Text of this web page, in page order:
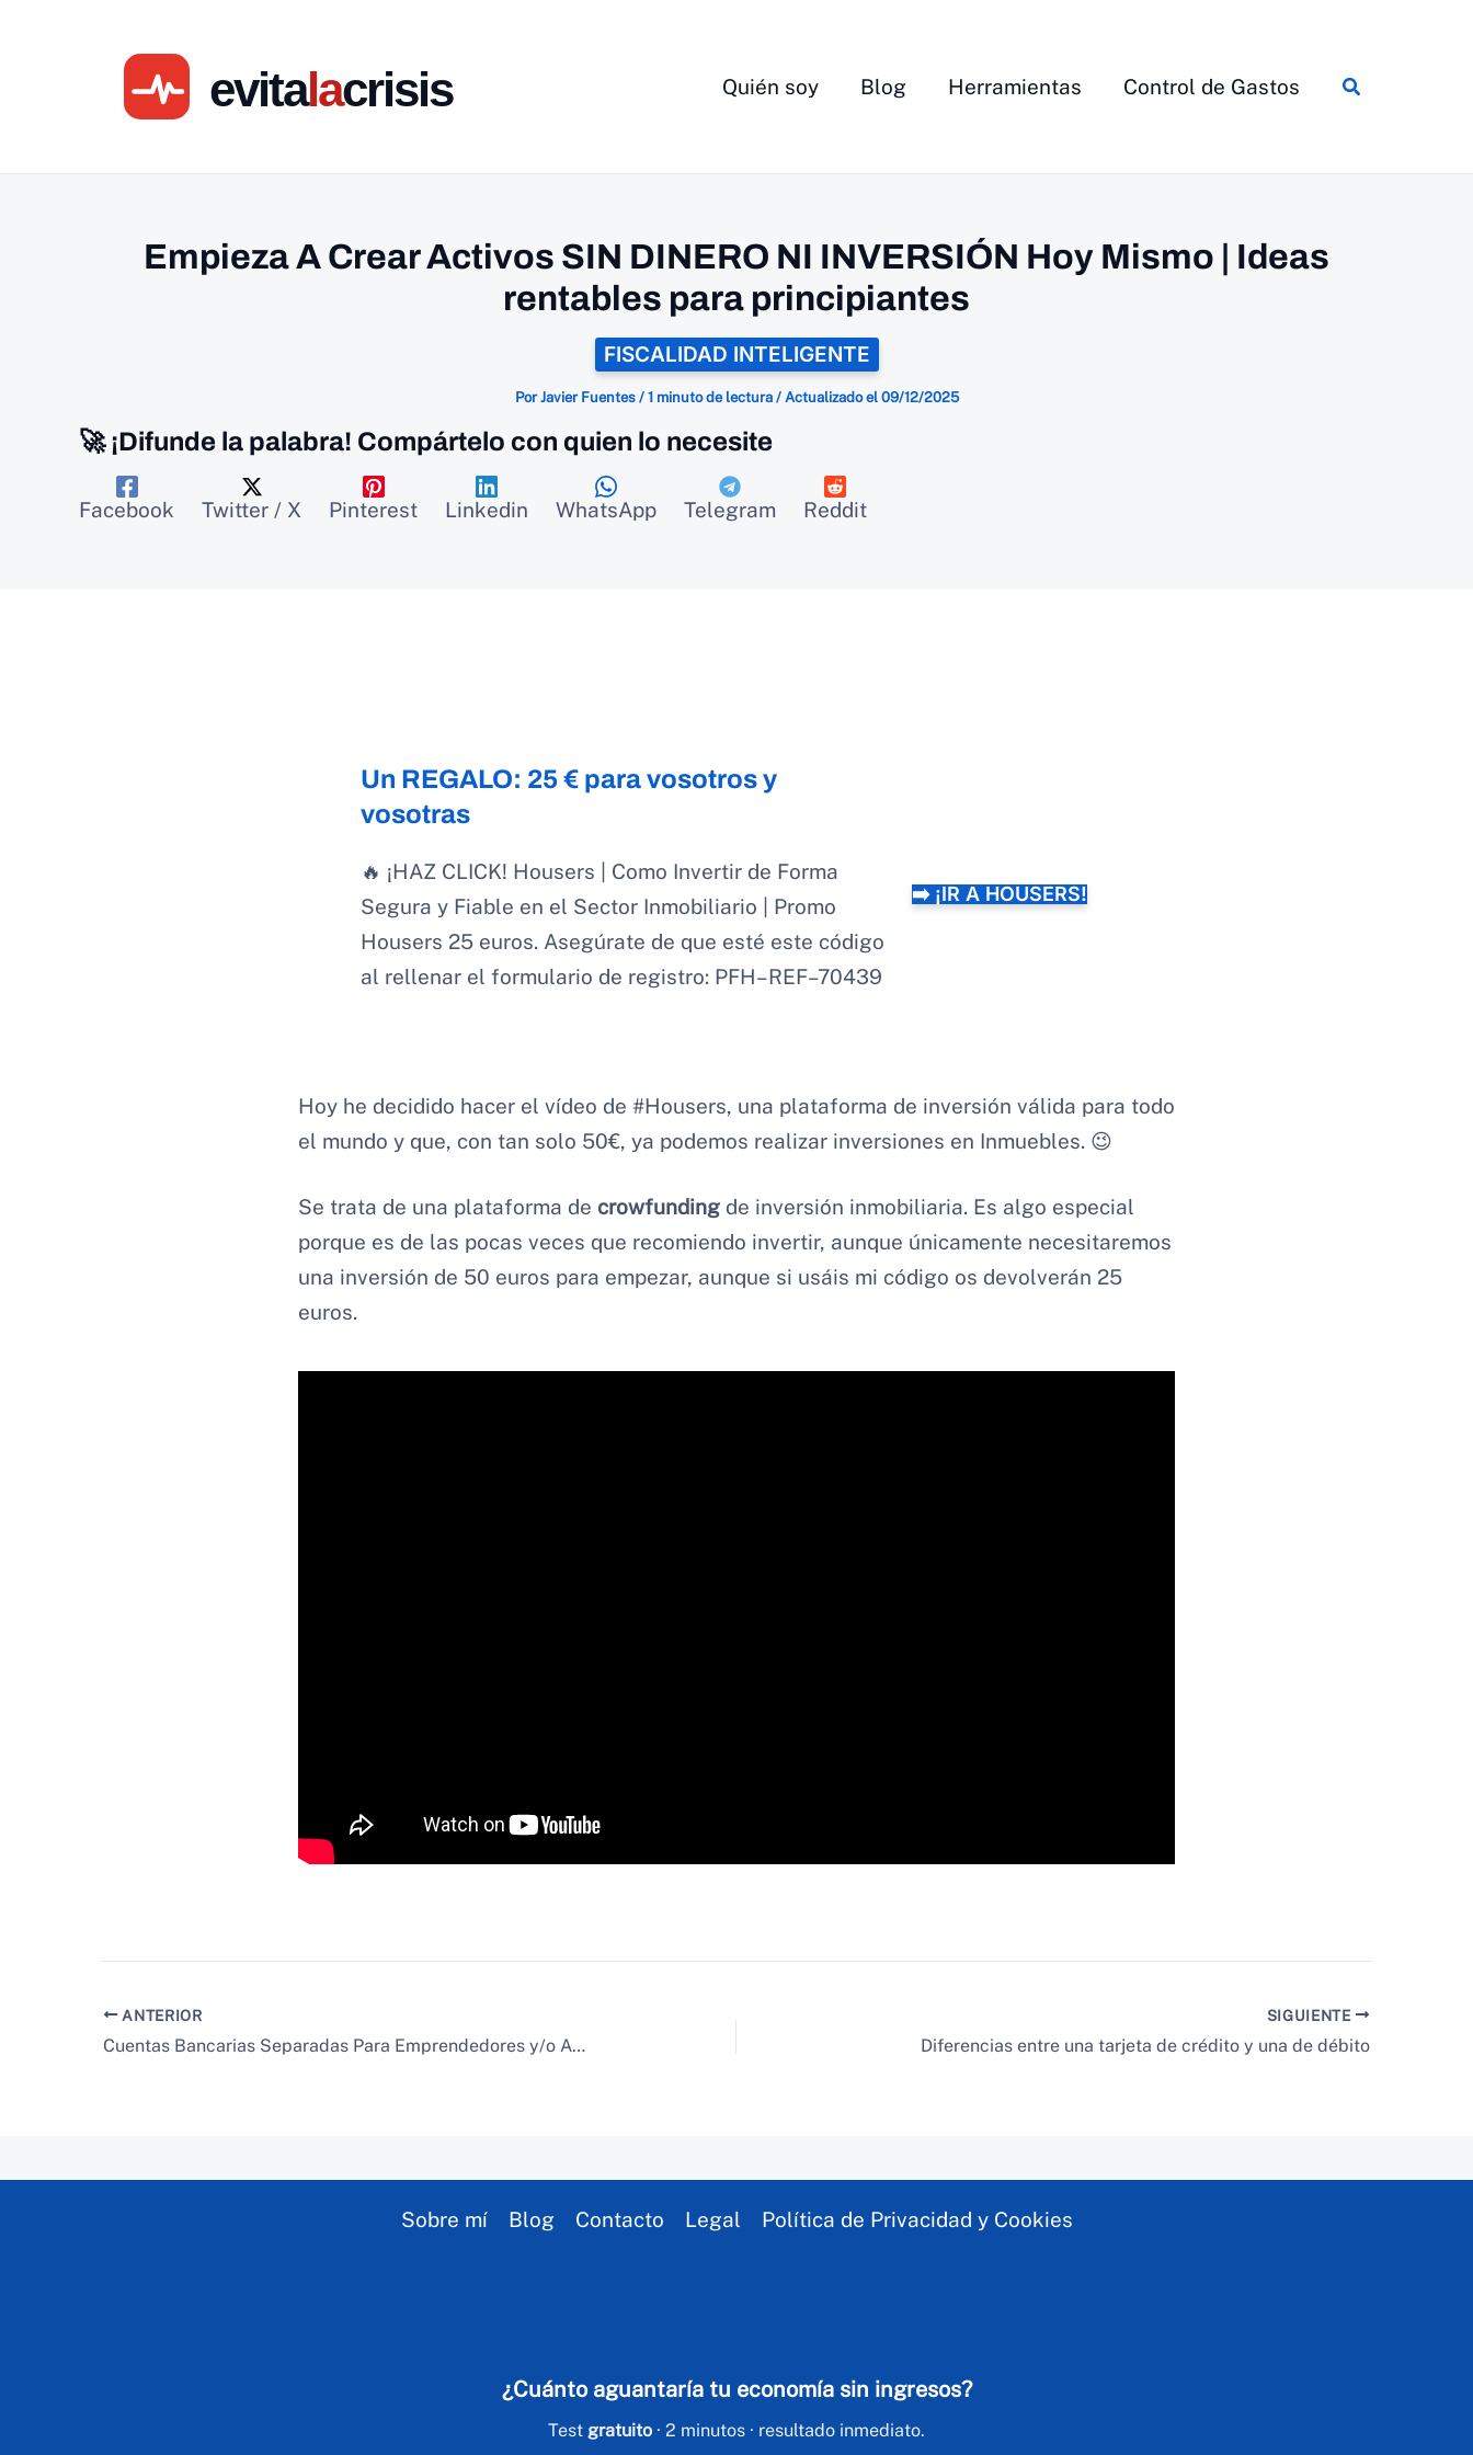
Quién soy Blog Herramientas Control de Gastos Buscar
Empieza A Crear Activos SIN DINERO NI INVERSIÓN Hoy Mismo | Ideas
rentables para principiantes
FISCALIDAD INTELIGENTE
PorJavier Fuentes / 1 minuto de lectura/ Actualizado el 09/12/2025
🚀 ¡Difunde la palabra! Compártelo con quien lo necesite
Facebook Twitter / X Pinterest Linkedin WhatsApp Telegram Reddit
Un REGALO: 25 € para vosotros y
vosotras
🔥 ¡HAZ CLICK! Housers | Como Invertir de Forma
Segura y Fiable en el Sector Inmobiliario | Promo
Housers 25 euros. Asegúrate de que esté este código
al rellenar el formulario de registro: PFH–REF–70439
➡️ ¡IR A HOUSERS!
Hoy he decidido hacer el vídeo de #Housers, una plataforma de inversión válida para todo
el mundo y que, con tan solo 50€, ya podemos realizar inversiones en Inmuebles. 😉
Se trata de una plataforma de crowfunding de inversión inmobiliaria. Es algo especial
porque es de las pocas veces que recomiendo invertir, aunque únicamente necesitaremos
una inversión de 50 euros para empezar, aunque si usáis mi código os devolverán 25
euros.
ANTERIOR
Cuentas Bancarias Separadas Para Emprendedores y/o Autónomos ¿Qué contabilidad tienen que llevar?
SIGUIENTE
Diferencias entre una tarjeta de crédito y una de débito
Sobre mí Blog Contacto Legal Política de Privacidad y Cookies
¿Cuánto aguantaría tu economía sin ingresos?
Test gratuito · 2 minutos · resultado inmediato.